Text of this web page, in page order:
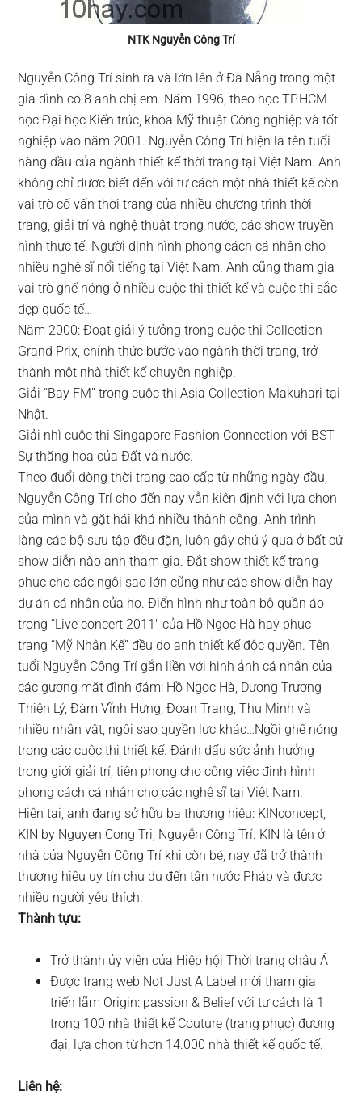
NTK Nguyễn Công Trí
Nguyễn Công Trí sinh ra và lớn lên ở Đà Nẵng trong một
gia đình có 8 anh chị em. Năm 1996, theo học TP.HCM
học Đại học Kiến trúc, khoa Mỹ thuật Công nghiệp và tốt
nghiệp vào năm 2001. Nguyễn Công Trí hiện là tên tuổi
hàng đầu của ngành thiết kế thời trang tại Việt Nam. Anh
không chỉ được biết đến với tư cách một nhà thiết kế còn
vai trò cố vấn thời trang của nhiều chương trình thời
trang, giải trí và nghệ thuật trong nước, các show truyền
hình thực tế. Người định hình phong cách cá nhân cho
nhiều nghệ sĩ nổi tiếng tại Việt Nam. Anh cũng tham gia
vai trò ghế nóng ở nhiều cuộc thi thiết kế và cuộc thi sắc
đẹp quốc tế…
Năm 2000: Đoạt giải ý tưởng trong cuộc thi Collection
Grand Prix, chính thức bước vào ngành thời trang, trở
thành một nhà thiết kế chuyên nghiệp.
Giải “Bay FM” trong cuộc thi Asia Collection Makuhari tại
Nhật.
Giải nhì cuộc thi Singapore Fashion Connection với BST
Sự thăng hoa của Đất và nước.
Theo đuổi dòng thời trang cao cấp từ những ngày đầu,
Nguyễn Công Trí cho đến nay vẫn kiên định với lựa chọn
của mình và gặt hái khá nhiều thành công. Anh trình
làng các bộ sưu tập đều đặn, luôn gây chú ý qua ở bất cứ
show diễn nào anh tham gia. Đắt show thiết kế trang
phục cho các ngôi sao lớn cũng như các show diễn hay
dự án cá nhân của họ. Điển hình như toàn bộ quần áo
trong “Live concert 2011″ của Hồ Ngọc Hà hay phục
trang “Mỹ Nhân Kế” đều do anh thiết kế độc quyền. Tên
tuổi Nguyễn Công Trí gắn liền với hình ảnh cá nhân của
các gương mặt đình đám: Hồ Ngọc Hà, Dương Trương
Thiên Lý, Đàm Vĩnh Hưng, Đoan Trang, Thu Minh và
nhiều nhân vật, ngôi sao quyền lực khác…Ngồi ghế nóng
trong các cuộc thi thiết kế. Đánh dấu sức ảnh hưởng
trong giới giải trí, tiên phong cho công việc định hình
phong cách cá nhân cho các nghệ sĩ tại Việt Nam.
Hiện tại, anh đang sở hữu ba thương hiệu: KINconcept,
KIN by Nguyen Cong Tri, Nguyễn Công Trí. KIN là tên ở
nhà của Nguyễn Công Trí khi còn bé, nay đã trở thành
thương hiệu uy tín chu du đến tận nước Pháp và được
nhiều người yêu thích.
Thành tựu:
Trở thành ủy viên của Hiệp hội Thời trang châu Á
Được trang web Not Just A Label mời tham gia
triển lãm Origin: passion & Belief với tư cách là 1
trong 100 nhà thiết kế Couture (trang phục) đương
đại, lựa chọn từ hơn 14.000 nhà thiết kế quốc tế.
Liên hệ: